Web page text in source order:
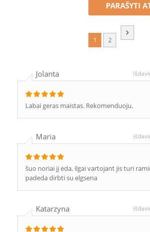
PARAŠYTI
1 2
Jolanta
Labai geras maistas. Rekomenduoju.
Maria
šuo noriai jį ėda, ilgai vartojant jis turi
padeda dirbti su elgsena
Katarzyna